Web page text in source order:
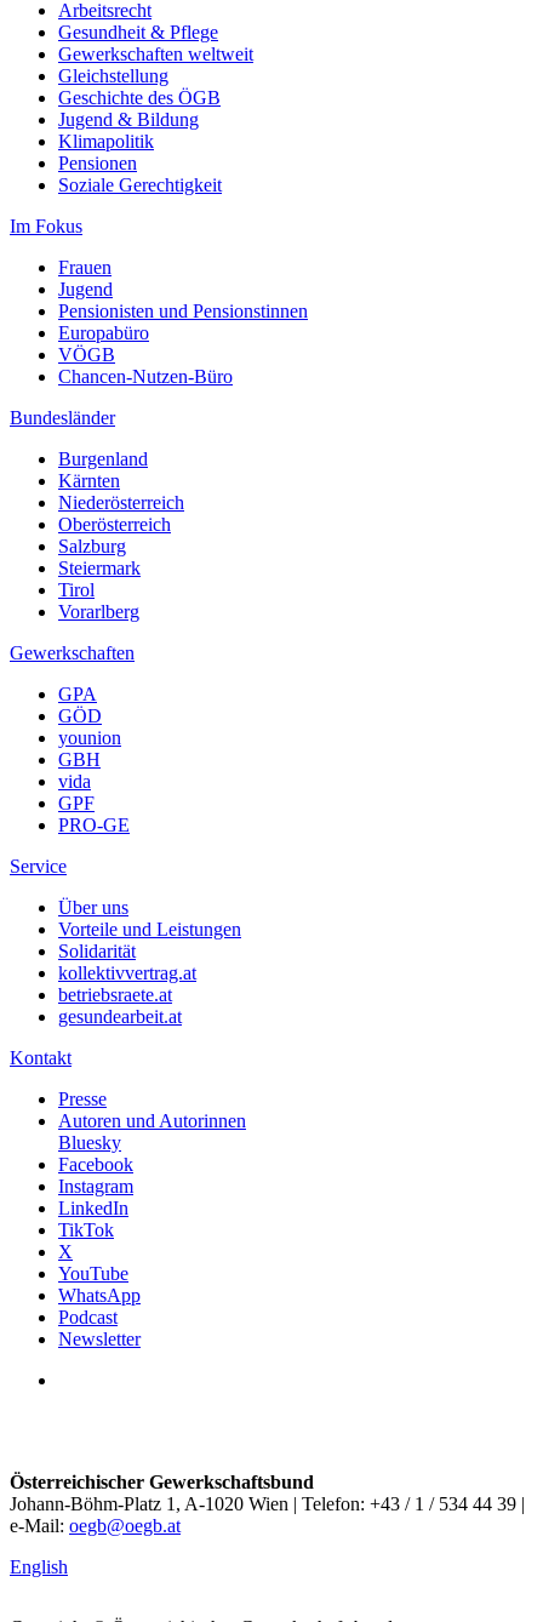
Arbeitsrecht
Gesundheit & Pflege
Gewerkschaften weltweit
Gleichstellung
Geschichte des ÖGB
Jugend & Bildung
Klimapolitik
Pensionen
Soziale Gerechtigkeit
Im Fokus
Frauen
Jugend
Pensionisten und Pensionstinnen
Europabüro
VÖGB
Chancen-Nutzen-Büro
Bundesländer
Burgenland
Kärnten
Niederösterreich
Oberösterreich
Salzburg
Steiermark
Tirol
Vorarlberg
Gewerkschaften
GPA
GÖD
younion
GBH
vida
GPF
PRO-GE
Service
Über uns
Vorteile und Leistungen
Solidarität
kollektivvertrag.at
betriebsraete.at
gesundearbeit.at
Kontakt
Presse
Autoren und Autorinnen
Bluesky
Facebook
Instagram
LinkedIn
TikTok
X
YouTube
WhatsApp
Podcast
Newsletter
Österreichischer Gewerkschaftsbund
Johann-Böhm-Platz 1, A-1020 Wien | Telefon: +43 / 1 / 534 44 39 |
e-Mail: oegb@oegb.at
English